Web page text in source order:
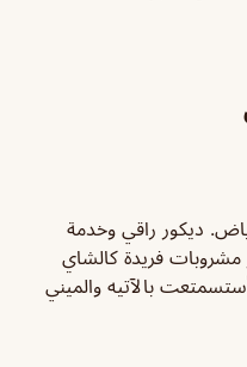
ديكور راقي وخدمة
مشروبات فريدة كالشاي
بالآتيه والميني